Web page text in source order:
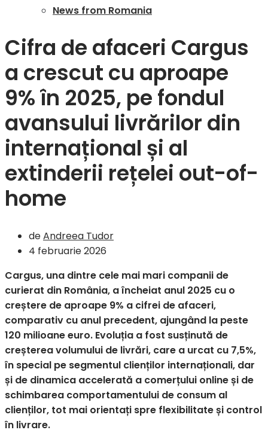
News from Romania
Cifra de afaceri Cargus
a crescut cu aproape
9% în 2025, pe fondul
avansului livrărilor din
internațional și al
extinderii rețelei out-of-
home
deAndreea Tudor
4 februarie 2026
Cargus, una dintre cele mai mari companii de
curierat din România, a încheiat anul 2025 cu o
creștere de aproape 9% a cifrei de afaceri,
comparativ cu anul precedent, ajungând la peste
120 milioane euro. Evoluția a fost susținută de
creșterea volumului de livrări, care a urcat cu 7,5%,
în special pe segmentul clienților internaționali, dar
și de dinamica accelerată a comerțului online și de
schimbarea comportamentului de consum al
clienților, tot mai orientați spre flexibilitate și control
în livrare.